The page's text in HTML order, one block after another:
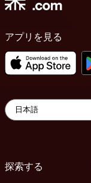
アプリを見る
探索する